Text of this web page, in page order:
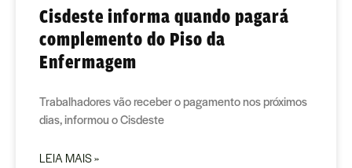
Cisdeste informa quando pagará
complemento do Piso da
Enfermagem
Trabalhadores vão receber o pagamento nos próximos
dias, informou o Cisdeste
LEIA MAIS »